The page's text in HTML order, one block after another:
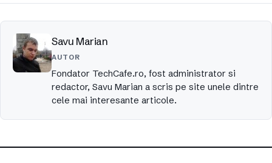
Savu Marian
AUTOR
Fondator TechCafe.ro, fost administrator si
redactor, Savu Marian a scris pe site unele dintre
cele mai interesante articole.